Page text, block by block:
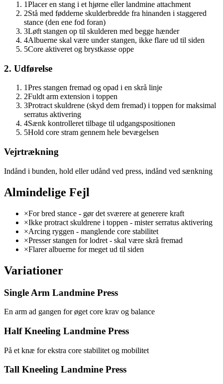
1Placer en stang i et hjørne eller landmine attachment
2Stå med fødderne skulderbredde fra hinanden i staggered
stance (den ene fod foran)
3Løft stangen op til skulderen med begge hænder
4Albuerne skal være under stangen, ikke flare ud til siden
5Core aktiveret og brystkasse oppe
2. Udførelse
1Pres stangen fremad og opad i en skrå linje
2Fuldt arm extension i toppen
3Protract skuldrene (skyd dem fremad) i toppen for maksimal
serratus aktivering
4Sænk kontrolleret tilbage til udgangspositionen
5Hold core stram gennem hele bevægelsen
Vejrtrækning
Indånd i bunden, hold eller udånd ved press, indånd ved sænkning
Almindelige Fejl
×For bred stance - gør det sværere at generere kraft
×Ikke protract skuldrene i toppen - mister serratus aktivering
×Arcing ryggen - manglende core stabilitet
×Presser stangen for lodret - skal være skrå fremad
×Flarer albuerne for meget ud til siden
Variationer
Single Arm Landmine Press
En arm ad gangen for øget core krav og balance
Half Kneeling Landmine Press
På et knæ for ekstra core stabilitet og mobilitet
Tall Kneeling Landmine Press